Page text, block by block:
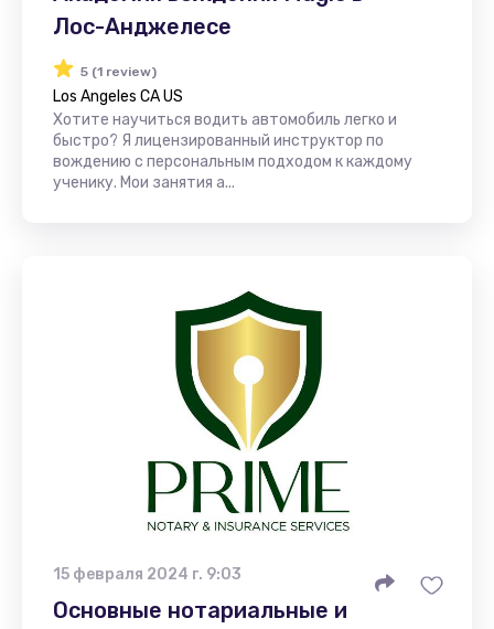
Лос-Анджелесе
5 (1 review)
Los Angeles CA US
Хотите научиться водить автомобиль легко и
быстро? Я лицензированный инструктор по
вождению с персональным подходом к каждому
ученику. Мои занятия а...
15 февраля 2024 г. 9:03
Основные нотариальные и